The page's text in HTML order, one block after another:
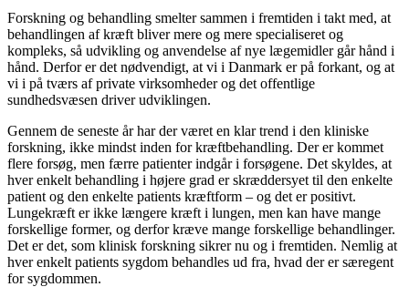
Forskning og behandling smelter sammen i fremtiden i takt med, at
behandlingen af kræft bliver mere og mere specialiseret og
kompleks, så udvikling og anvendelse af nye lægemidler går hånd i
hånd. Derfor er det nødvendigt, at vi i Danmark er på forkant, og at
vi i på tværs af private virksomheder og det offentlige
sundhedsvæsen driver udviklingen.
Gennem de seneste år har der været en klar trend i den kliniske
forskning, ikke mindst inden for kræftbehandling. Der er kommet
flere forsøg, men færre patienter indgår i forsøgene. Det skyldes, at
hver enkelt behandling i højere grad er skræddersyet til den enkelte
patient og den enkelte patients kræftform – og det er positivt.
Lungekræft er ikke længere kræft i lungen, men kan have mange
forskellige former, og derfor kræve mange forskellige behandlinger.
Det er det, som klinisk forskning sikrer nu og i fremtiden. Nemlig at
hver enkelt patients sygdom behandles ud fra, hvad der er særegent
for sygdommen.